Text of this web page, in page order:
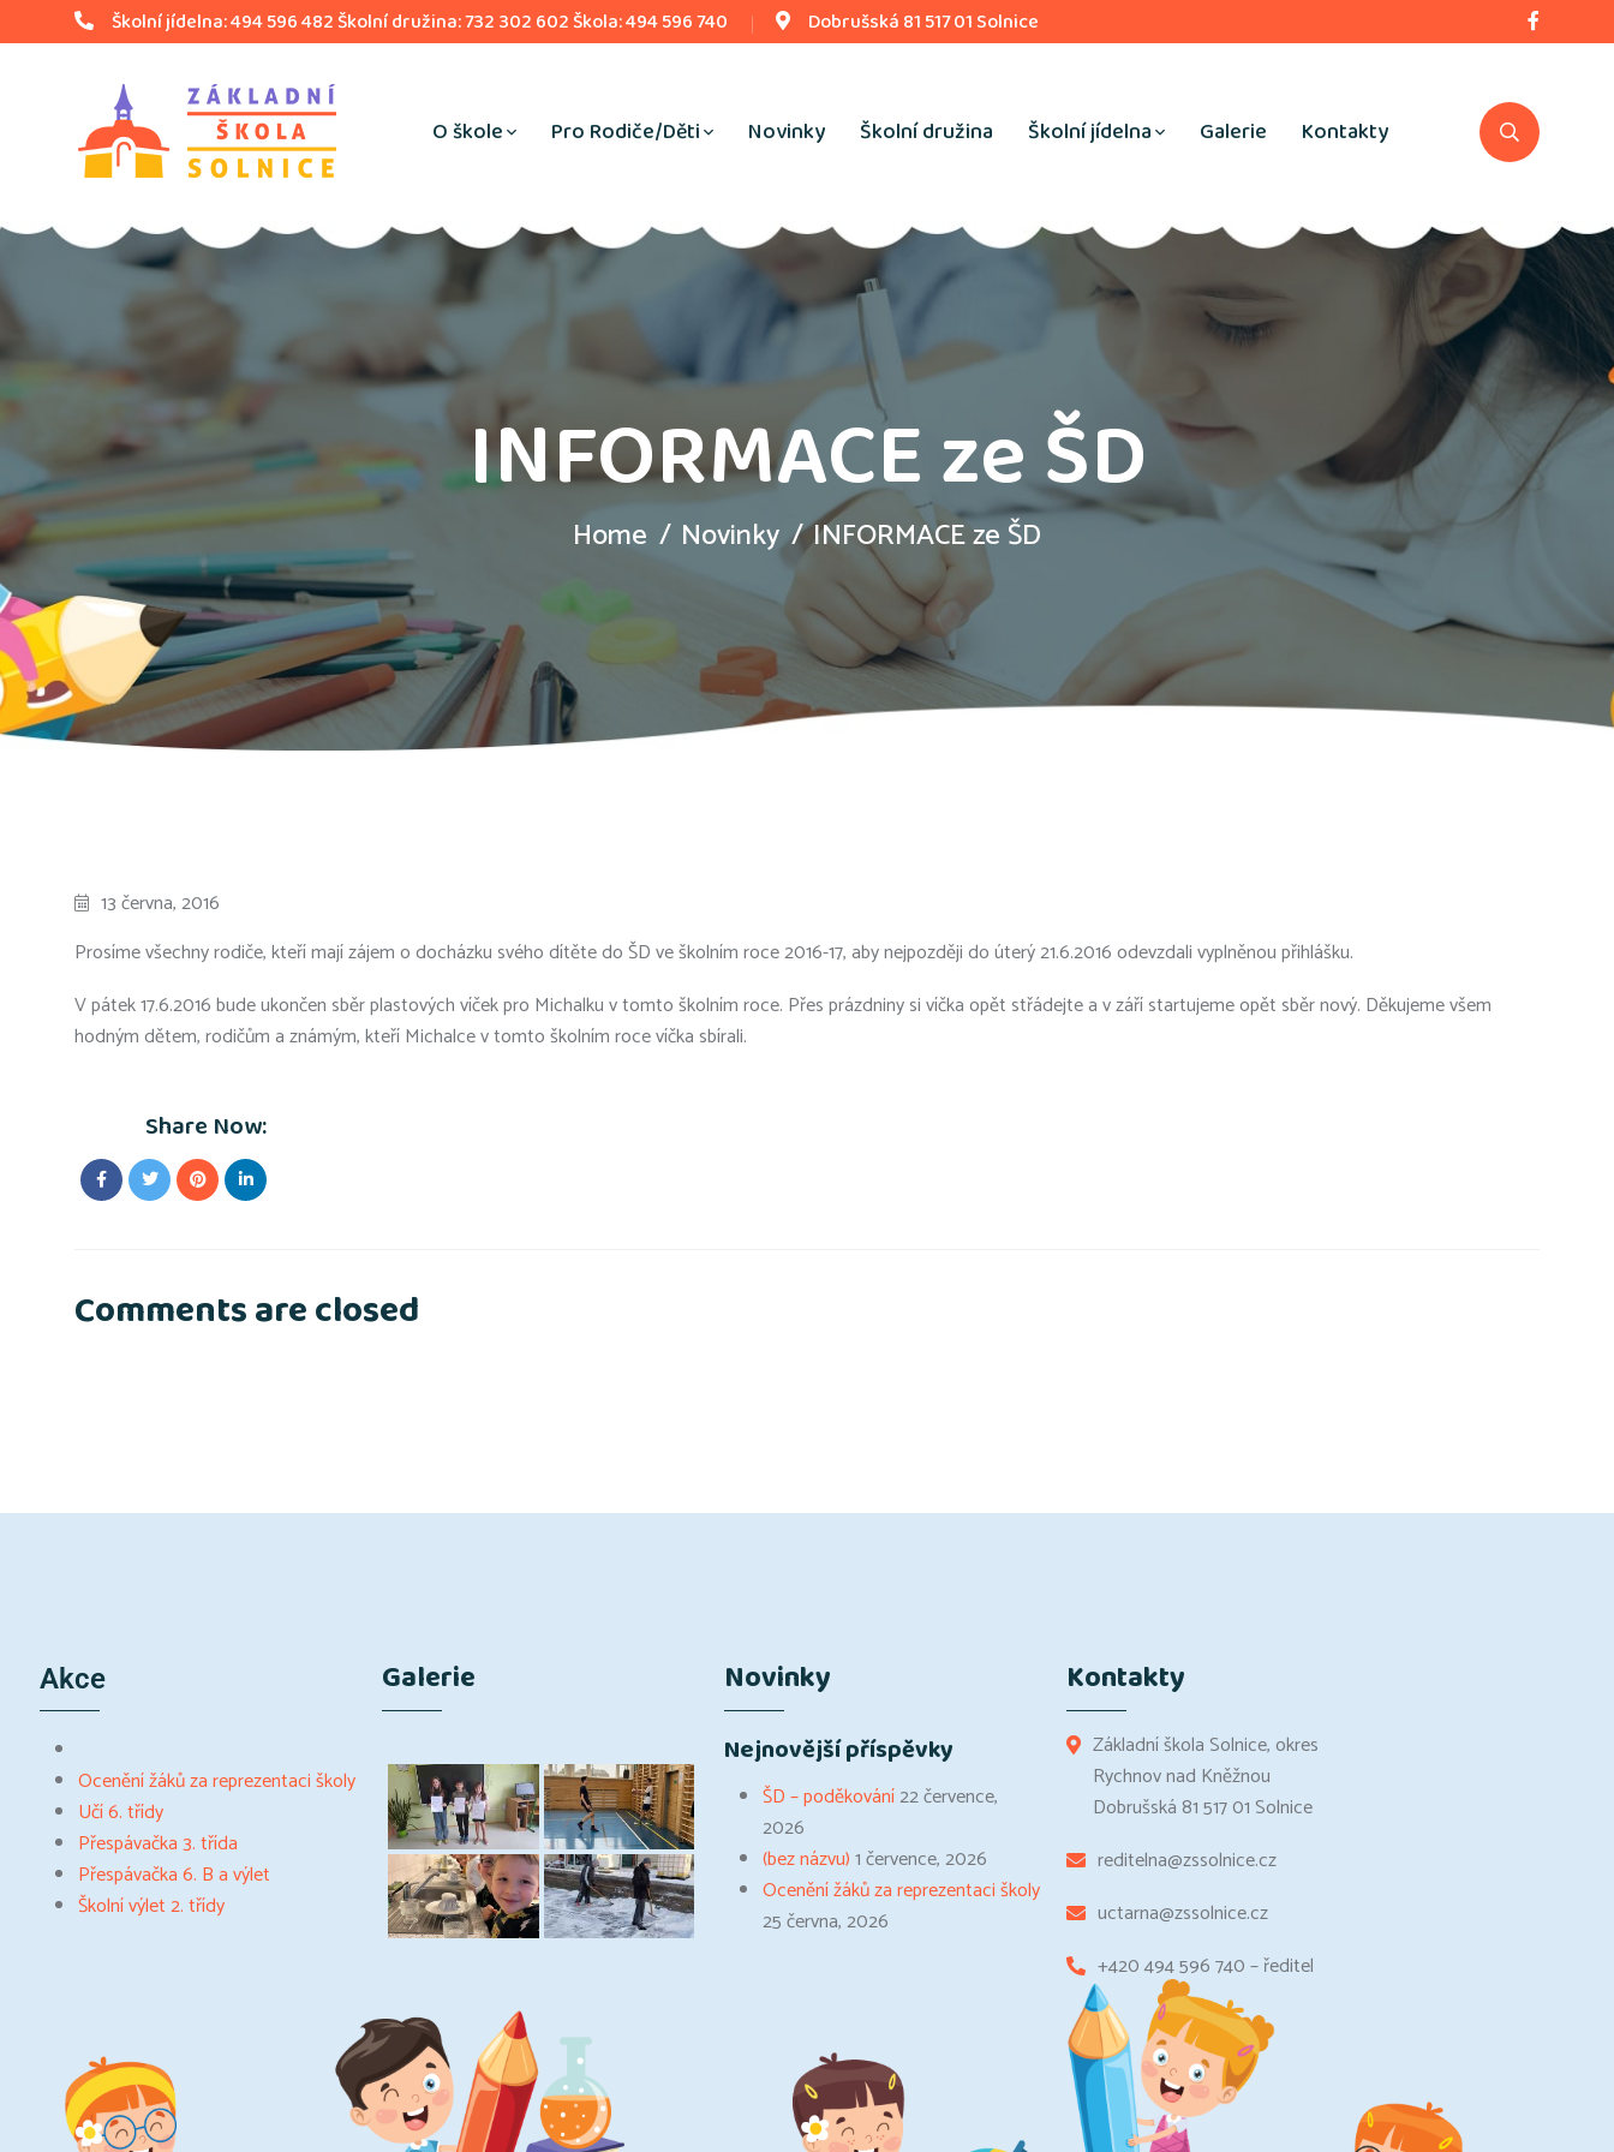
Školní jídelna: 494 596 482 Školní družina: 732 302 602 Škola: 494 596 740 Dobrušská 81 517 01 Solnice
O škole Pro Rodiče/Děti Novinky Školní družina Školní jídelna Galerie Kontakty
INFORMACE ze ŠD
Home Novinky INFORMACE ze ŠD
13 června, 2016
Prosíme všechny rodiče, kteří mají zájem o docházku svého dítěte do ŠD ve školním roce 2016-17, aby nejpozději do úterý 21.6.2016 odevzdali vyplněnou přihlášku.
V pátek 17.6.2016 bude ukončen sběr plastových víček pro Michalku v tomto školním roce. Přes prázdniny si víčka opět střádejte a v září startujeme opět sběr nový. Děkujeme všem
hodným dětem, rodičům a známým, kteří Michalce v tomto školním roce víčka sbírali.
Share Now:
Comments are closed
Akce
Ocenění žáků za reprezentaci školy
Učí 6. třídy
Přespávačka 3. třída
Přespávačka 6. B a výlet
Školní výlet 2. třídy
Galerie Novinky
Nejnovější příspěvky
ŠD – poděkování22 července,
2026
(bez názvu)1 července, 2026
Ocenění žáků za reprezentaci školy
25 června, 2026
Kontakty
Základní škola Solnice, okres
Rychnov nad Kněžnou
Dobrušská 81 517 01 Solnice
reditelna@zssolnice.cz
uctarna@zssolnice.cz
+420 494 596 740 – ředitel